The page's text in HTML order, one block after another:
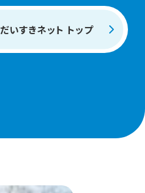
だいすきネット トップ